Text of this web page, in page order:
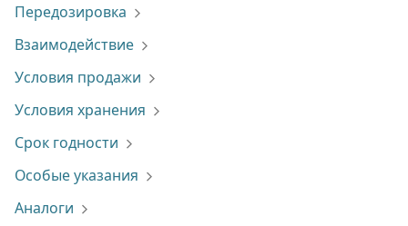
Передозировка
Взаимодействие
Условия продажи
Условия хранения
Срок годности
Особые указания
Аналоги